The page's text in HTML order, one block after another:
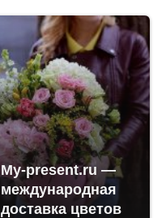
My-present.ru —
международная
доставка цветов